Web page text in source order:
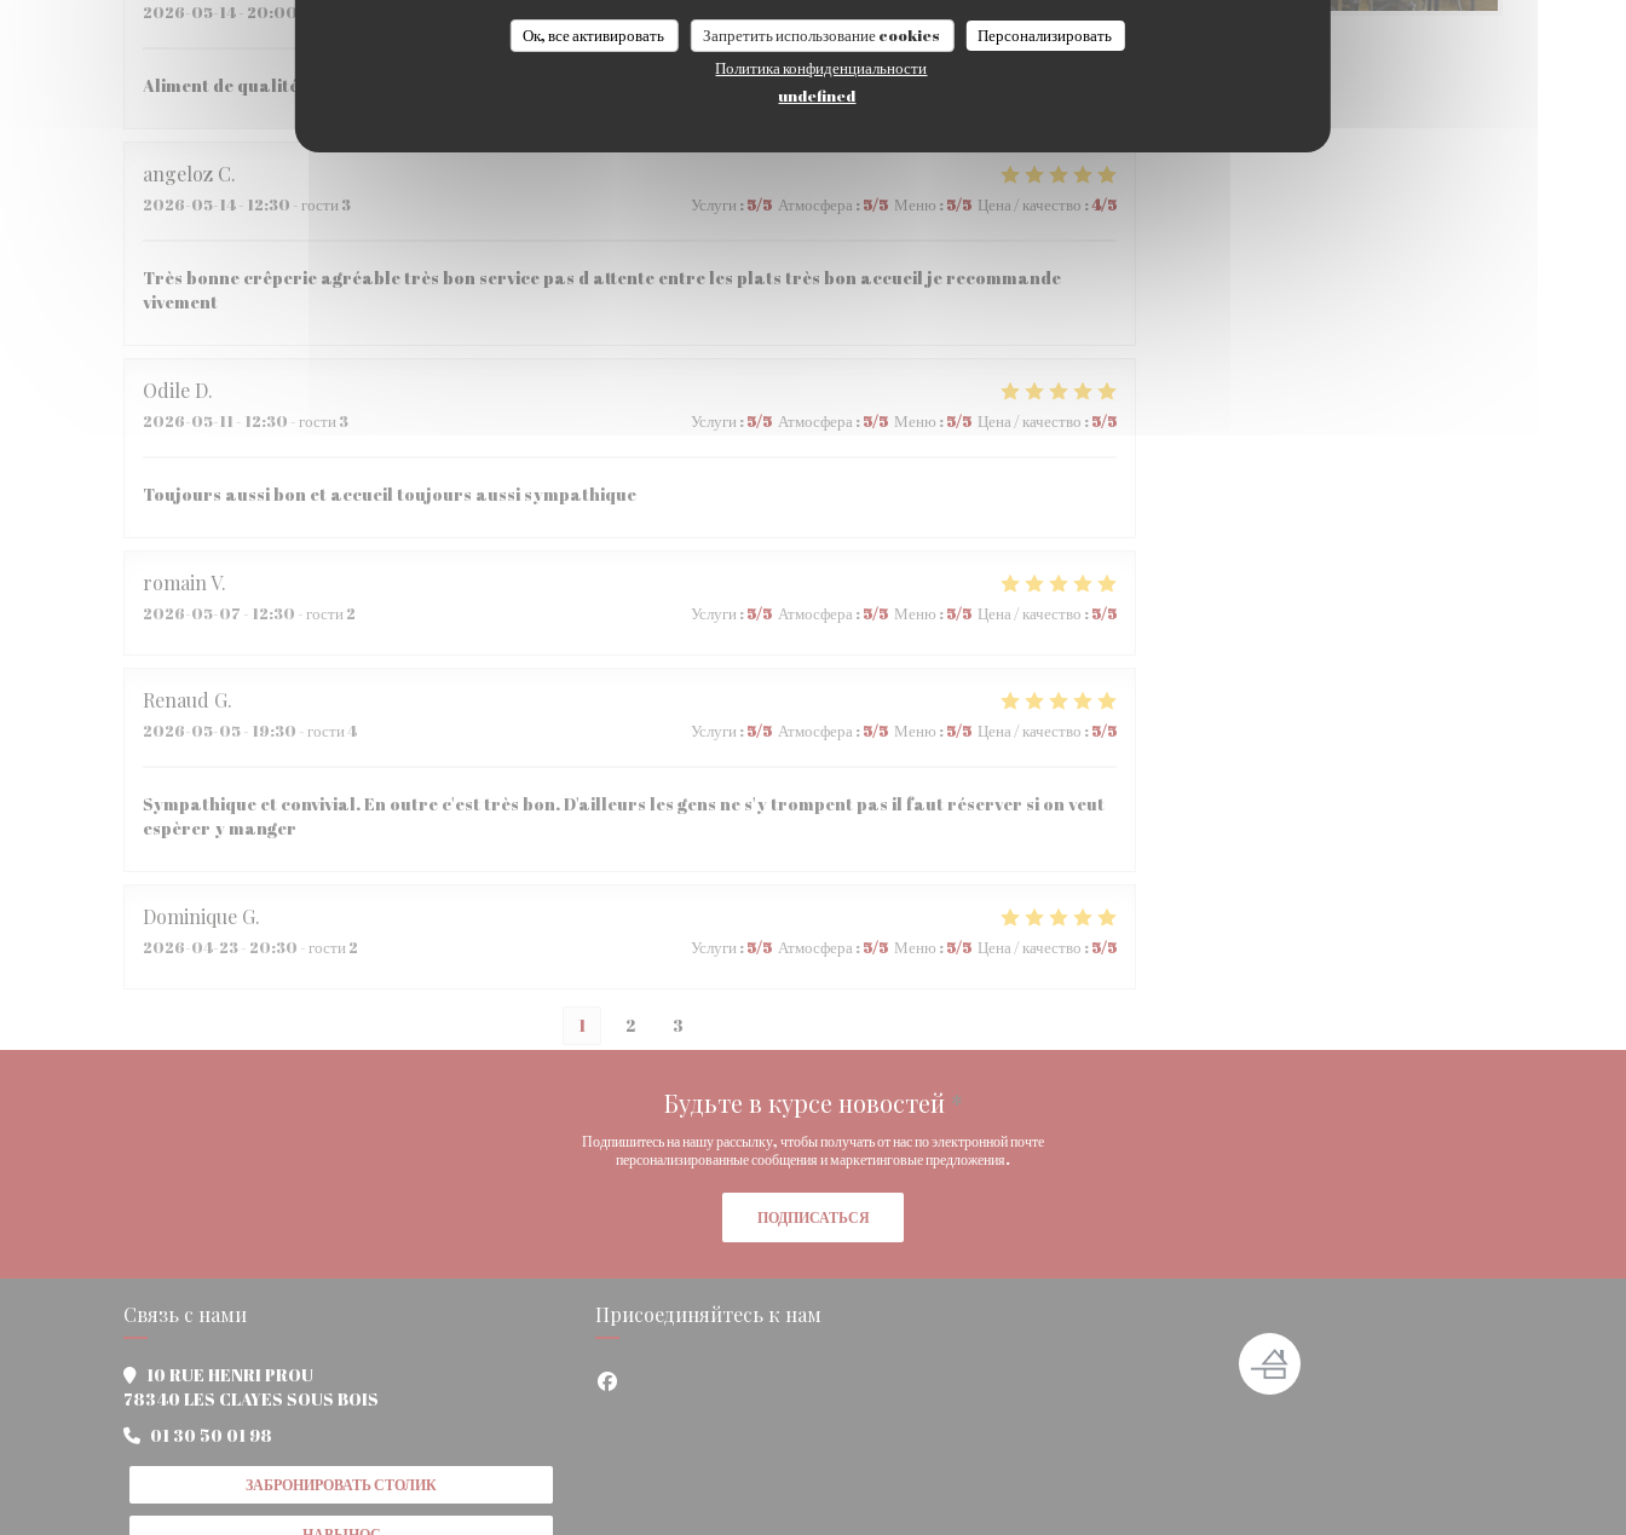
Ок, все активировать Запретить использование cookies
Персонализировать
Политика конфиденциальности
undefined
2026-05-14- 20:00 - гости 2
Aliment de qualité, Très bon pas si cher que ça 57,80€ à 2 , personnel tres accueillant et aimable .
angeloz C
2026-05-14- 12:30 - гости 3 Услуги : 5/5 Атмосфера : 5/5 Меню : 5/5 Цена / качество :4/5
Très bonne crêperie agréable très bon service pas d attente entre les plats très bon accueil je recommande
vivement
Odile D
2026-05-11 - 12:30 - гости 3 Услуги :5/5 Атмосфера :5/5 Меню :5/5 Цена / качество :5/5
Toujours aussi bon et accueil toujours aussi sympathique
romainV
2026-05-07 - 12:30 - гости 2 Услуги :5/5 Атмосфера :5/5 Меню :5/5 Цена / качество :5/5
Renaud G
2026-05-05- 19:30 - гости 4 Услуги :5/5 Атмосфера :5/5 Меню :5/5 Цена / качество :5/5
Sympathique et convivial. En outre c'est très bon. D'ailleurs les gens ne s'y trompent pas il faut réserver si on veut
espèrer y manger
Dominique G
2026-04-23- 20:30 - гости 2 Услуги :5/5 Атмосфера :5/5 Меню :5/5 Цена / качество :5/5
1 2 3
Будьте в курсе новостей *
Подпишитесь на нашу рассылку, чтобы получать от нас по электронной почте
персонализированные сообщения и маркетинговые предложения.
ПОДПИСАТЬСЯ
Связь с нами
10 RUE HENRI PROU
78340 LES CLAYES SOUS BOIS
01 30 50 01 98
ЗАБРОНИРОВАТЬ СТОЛИК
Присоединяйтесь к нам
Facebook ((открывается в новом окне))